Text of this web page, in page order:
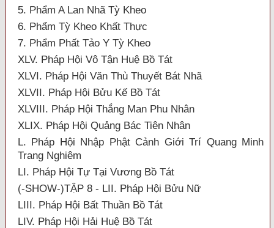
5. Phẩm A Lan Nhã Tỳ Kheo
6. Phẩm Tỳ Kheo Khất Thực
7. Phẩm Phất Tảo Y Tỳ Kheo
XLV. Pháp Hội Vô Tận Huệ Bồ Tát
XLVI. Pháp Hội Văn Thù Thuyết Bát Nhã
XLVII. Pháp Hội Bửu Kế Bồ Tát
XLVIII. Pháp Hội Thắng Man Phu Nhân
XLIX. Pháp Hội Quảng Bác Tiên Nhân
L. Pháp Hội Nhập Phật Cảnh Giới Trí Quang Minh
Trang Nghiêm
LI. Pháp Hội Tự Tại Vương Bồ Tát
(-SHOW-)TẬP 8 - LII. Pháp Hội Bửu Nữ
LIII. Pháp Hội Bất Thuần Bồ Tát
LIV. Pháp Hội Hải Huệ Bồ Tát